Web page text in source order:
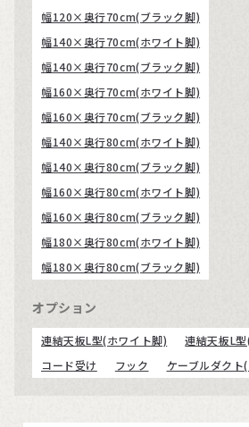
幅120×奥行70cm(ブラック脚)
幅140×奥行70cm(ホワイト脚)
幅140×奥行70cm(ブラック脚)
幅160×奥行70cm(ホワイト脚)
幅160×奥行70cm(ブラック脚)
幅140×奥行80cm(ホワイト脚)
幅140×奥行80cm(ブラック脚)
幅160×奥行80cm(ホワイト脚)
幅160×奥行80cm(ブラック脚)
幅180×奥行80cm(ホワイト脚)
幅180×奥行80cm(ブラック脚)
オプション
連結天板L型(ホワイト脚)
連結天板L
コード受け
フック ケーブルダクト